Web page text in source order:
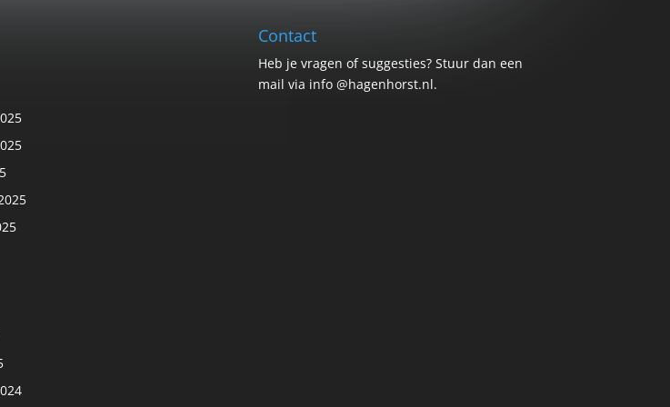
Contact
Heb je vragen of suggesties? Stuur dan een
mail via info @hagenhorst.nl.